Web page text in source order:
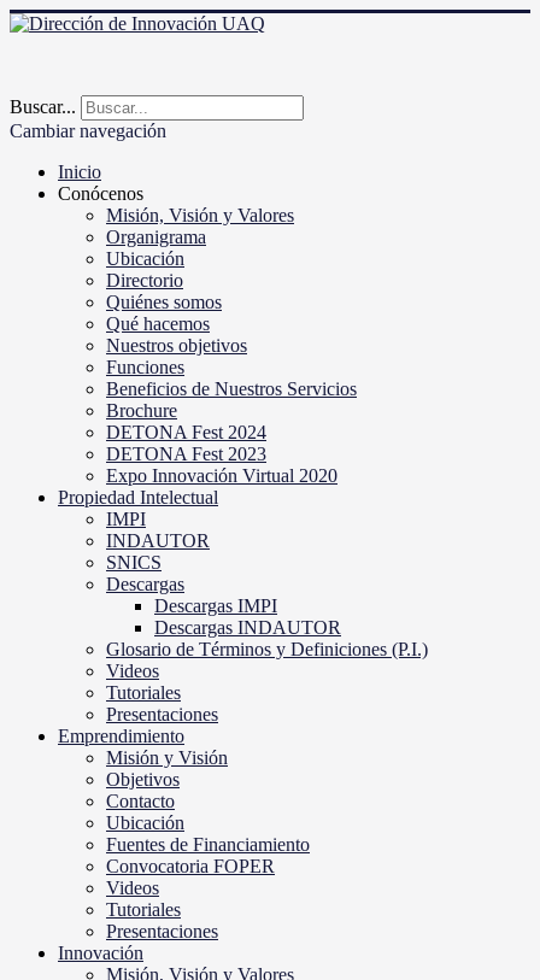
Buscar...
Cambiar navegación
Inicio
Conócenos
Misión, Visión y Valores
Organigrama
Ubicación
Directorio
Quiénes somos
Qué hacemos
Nuestros objetivos
Funciones
Beneficios de Nuestros Servicios
Brochure
DETONA Fest 2024
DETONA Fest 2023
Expo Innovación Virtual 2020
Propiedad Intelectual
IMPI
INDAUTOR
SNICS
Descargas
Descargas IMPI
Descargas INDAUTOR
Glosario de Términos y Definiciones (P.I.)
Videos
Tutoriales
Presentaciones
Emprendimiento
Misión y Visión
Objetivos
Contacto
Ubicación
Fuentes de Financiamiento
Convocatoria FOPER
Videos
Tutoriales
Presentaciones
Innovación
Misión, Visión y Valores